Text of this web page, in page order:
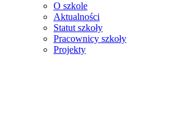
O szkole
Aktualności
Statut szkoły
Pracownicy szkoły
Projekty